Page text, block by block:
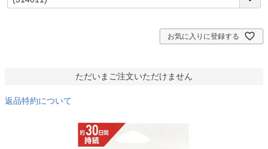
必
お気に入りに登録する
ただいまご注文いただけません
返品特約について